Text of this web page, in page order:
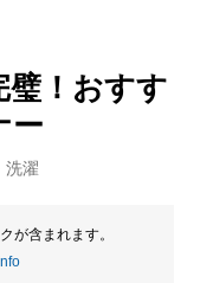
璧！おすす
ー
洗濯
が含まれます。
Info